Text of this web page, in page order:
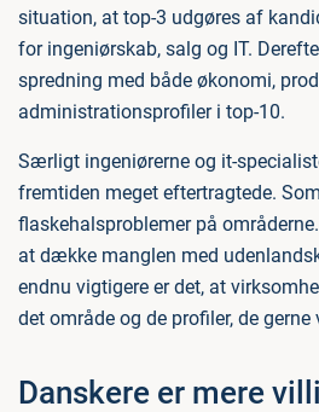
situation, at top-3 udgøres af
for ingeniørskab, salg og IT.
spredning med både økonomi,
administrationsprofiler i top-10.
Særligt ingeniørerne og it-
fremtiden meget eftertragtede.
flaskehalsproblemer på
at dække manglen med
endnu vigtigere er det, at
det område og de profiler, de
Danskere er mere